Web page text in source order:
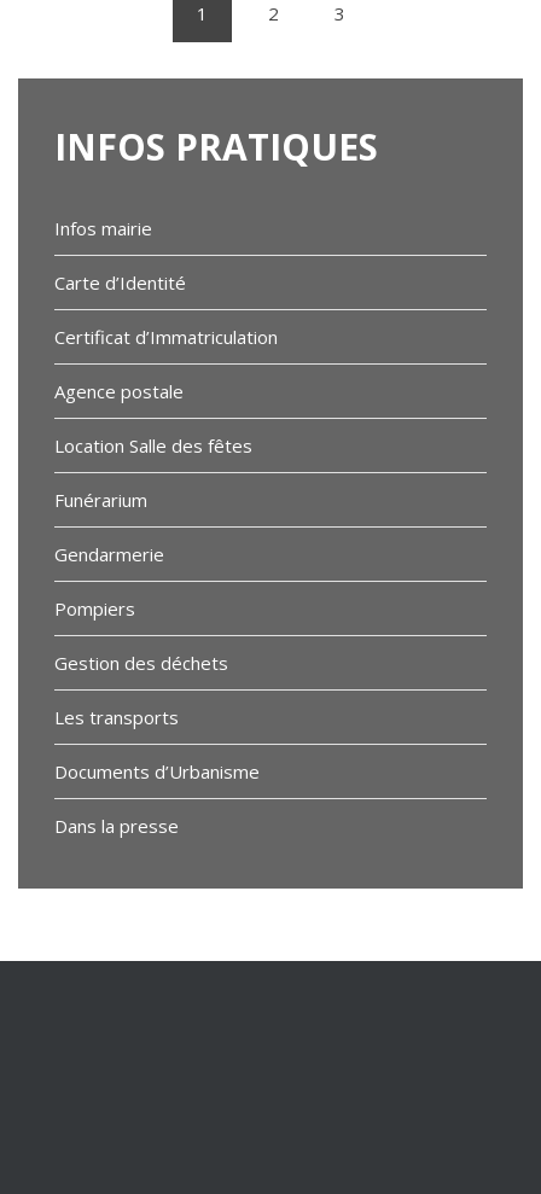
1
2 3
INFOS PRATIQUES
Infos mairie
Carte d’Identité
Certificat d’Immatriculation
Agence postale
Location Salle des fêtes
Funérarium
Gendarmerie
Pompiers
Gestion des déchets
Les transports
Documents d’Urbanisme
Dans la presse